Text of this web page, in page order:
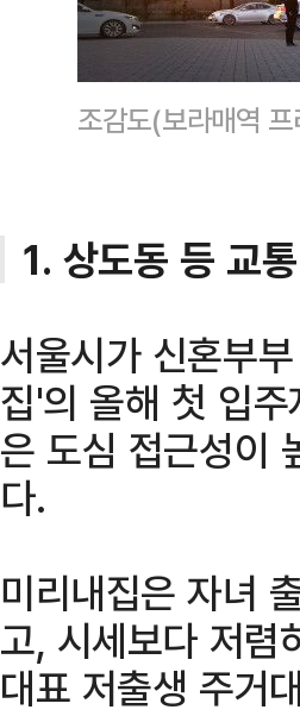
조감도(보라매역
1. 상도동 등 교
서울시가 신혼부
집'의 올해 첫 입
은 도심 접근성이
다.
미리내집은 자녀
고, 시세보다 저렴
대표 저출생 주거